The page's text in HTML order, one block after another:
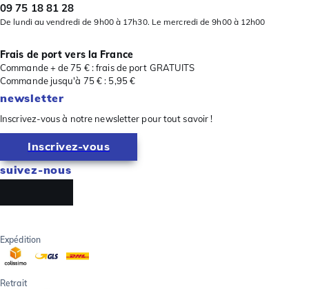
09 75 18 81 28
De lundi au vendredi de 9h00 à 17h30. Le mercredi de 9h00 à 12h00
Frais de port vers la France
Commande + de 75 € : frais de port GRATUITS
Commande jusqu'à 75 € : 5,95 €
newsletter
Inscrivez-vous à notre newsletter pour tout savoir !
Inscrivez-vous
suivez-nous
Expédition
Retrait